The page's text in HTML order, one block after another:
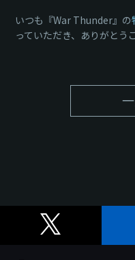
いつも『War Thunder』の
っていただき、ありがとう